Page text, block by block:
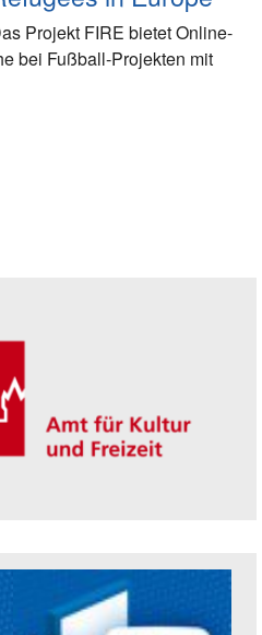
Projekt FIRE bietet Online-
bei Fußball-Projekten mit